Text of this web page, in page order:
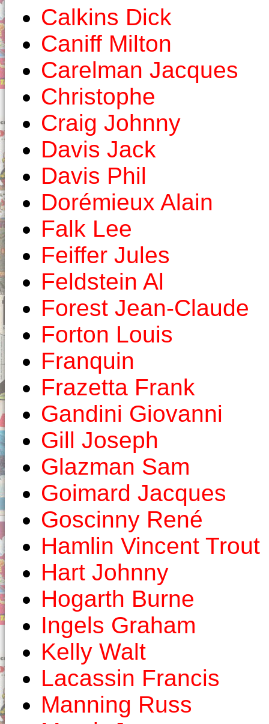
Calkins Dick
Caniff Milton
Carelman Jacques
Christophe
Craig Johnny
Davis Jack
Davis Phil
Dorémieux Alain
Falk Lee
Feiffer Jules
Feldstein Al
Forest Jean-Claude
Forton Louis
Franquin
Frazetta Frank
Gandini Giovanni
Gill Joseph
Glazman Sam
Goimard Jacques
Goscinny René
Hamlin Vincent Trout
Hart Johnny
Hogarth Burne
Ingels Graham
Kelly Walt
Lacassin Francis
Manning Russ